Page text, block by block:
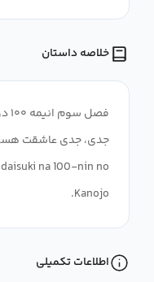
خلاصه داستان
na 100-nin no
Kanojo.
اطلاعات تکمیلی